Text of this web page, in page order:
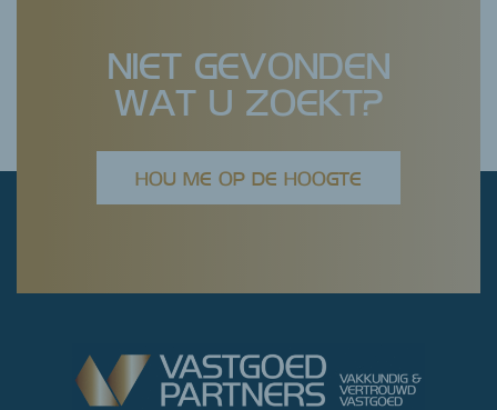
NIET GEVONDEN
WAT U ZOEKT?
HOU ME OP DE HOOGTE